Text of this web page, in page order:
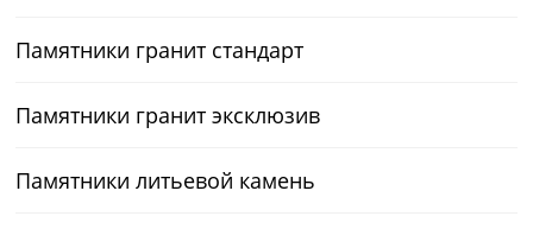
Памятники гранит стандарт
Памятники гранит эксклюзив
Памятники литьевой камень